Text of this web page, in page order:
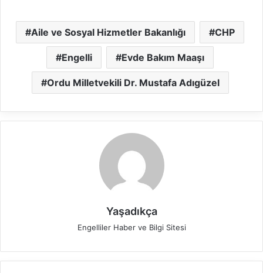
Aile ve Sosyal Hizmetler Bakanlığı CHP
Engelli Evde Bakım Maaşı
Ordu Milletvekili Dr. Mustafa Adıgüzel
Yaşadıkça
Engelliler Haber ve Bilgi Sitesi